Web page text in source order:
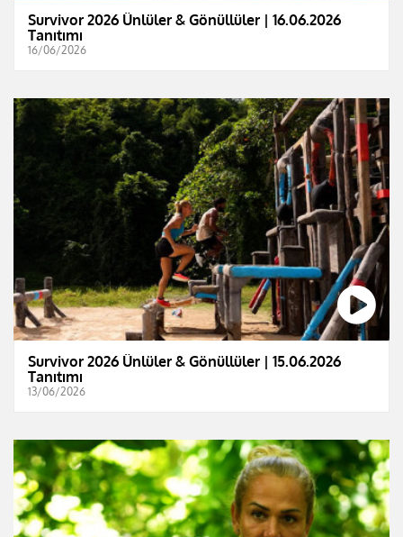
Survivor 2026 Ünlüler & Gönüllüler | 16.06.2026
Tanıtımı
16/06/2026
Survivor 2026 Ünlüler & Gönüllüler | 15.06.2026
Tanıtımı
13/06/2026